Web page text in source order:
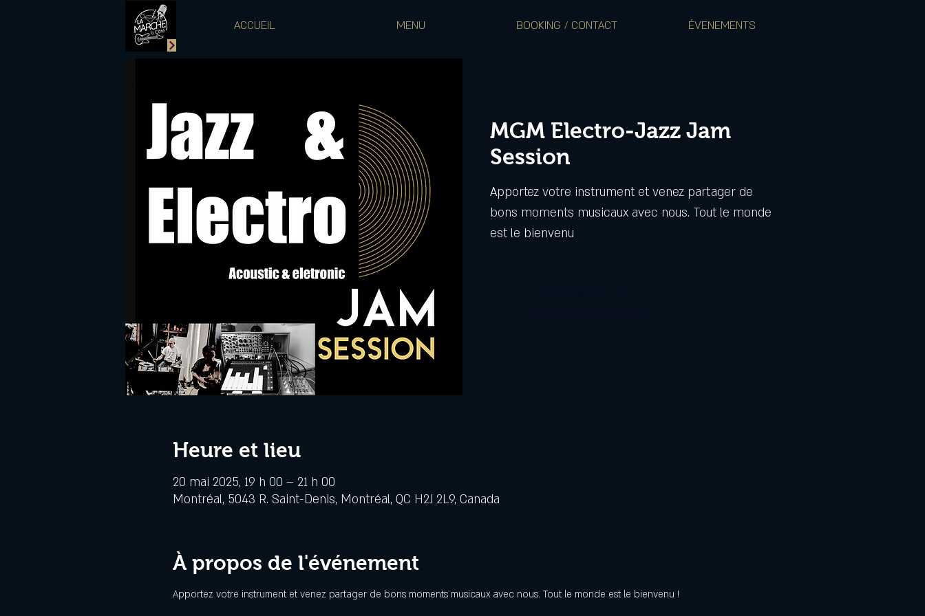
ACCUEIL MENU BOOKING / CONTACT ÉVENEMENTS
MGM Electro-Jazz Jam
Session
Apportez votre instrument et venez partager de
bons moments musicaux avec nous. Tout le monde
est le bienvenu
Heure et lieu
20 mai 2025, 19 h 00 – 21 h 00
Montréal, 5043 R. Saint-Denis, Montréal, QC H2J 2L9, Canada
À propos de l'événement
Apportez votre instrument et venez partager de bons moments musicaux avec nous. Tout le monde est le bienvenu !